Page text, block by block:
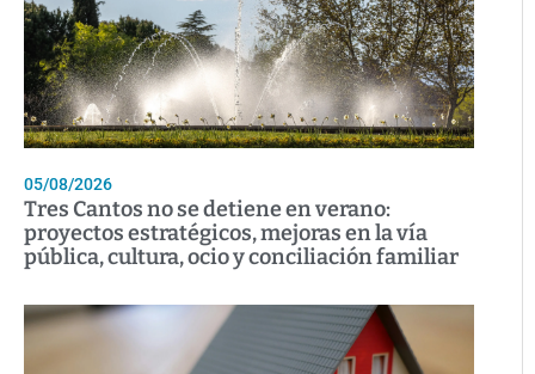
05/08/2026
Tres Cantos no se detiene en verano:
proyectos estratégicos, mejoras en la vía
pública, cultura, ocio y conciliación familiar